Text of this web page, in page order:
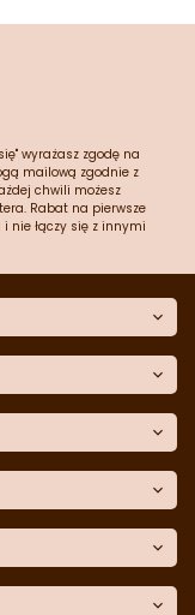
wyrażasz zgodę na
mailową zgodnie z
chwili możesz
Rabat na pierwsze
nie łączy się z innymi